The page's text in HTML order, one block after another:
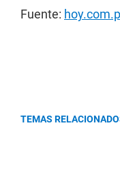
Fuente:
TEMAS